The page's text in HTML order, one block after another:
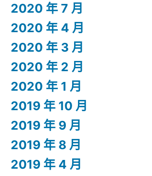
2020 年 7 月
2020 年 4 月
2020 年 3 月
2020 年 2 月
2020 年 1 月
2019 年 10 月
2019 年 9 月
2019 年 8 月
2019 年 4 月